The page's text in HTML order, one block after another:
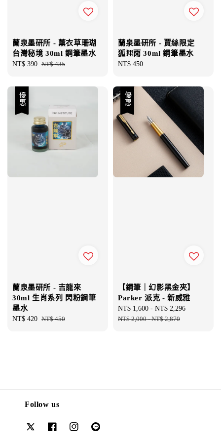
蘭泉墨研所 - 薰衣草珊瑚
台灣秘境 30ml 鋼筆墨水
Sale
NT$ 390 Regular
NT$ 435
蘭泉墨研所 - 賈絲限定
狐狸雨 30ml 鋼筆墨水
Regular
NT$ 450
優惠
蘭泉墨研所 - 吉龍來
30ml 生肖系列 閃粉鋼筆
墨水
Sale
NT$ 420 Regular
NT$ 450
優惠
【鋼筆｜幻影黑金夾】
Parker 派克 - 新威雅
Sale
price
NT$ 1,600 - NT$ 2,296
NT$ 2,000-NT$ 2,870
Follow us